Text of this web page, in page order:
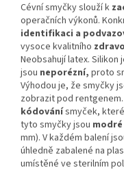
Cévní smyčky slouží k
operačních výkonů.
identifikaci a
vysoce kvalitního
Neobsahují latex. Silikon
jsou neporézní, proto
Výhodou je, že smyčky
zobrazit pod
kódovánísmyček, které
tyto smyčky jsou modré
mm). V každém balení
úhledně zabalené na
umístěné ve sterilním